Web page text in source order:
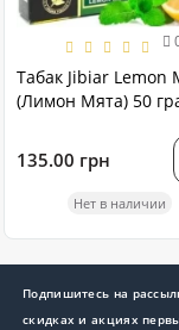
Табак Jibiar Lemon
(Лимон Мята) 50
135.00 грн
Нет в наличии
Подпишитесь на
скидках и акциях